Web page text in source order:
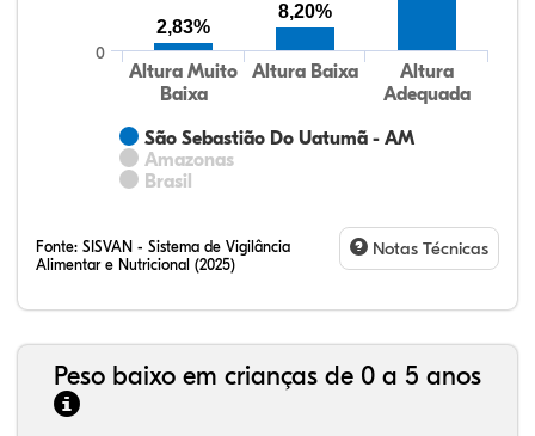
São Sebastião Do Uatumã - AM
Amazonas
Brasil
Altura Muito
Baixa
Altura Baixa
Altura
Adequada
0
2,83%
8,20%
Fonte: SISVAN - Sistema de Vigilância
Alimentar e Nutricional (2025)
Notas Técnicas
Peso baixo em crianças de 0 a 5 anos